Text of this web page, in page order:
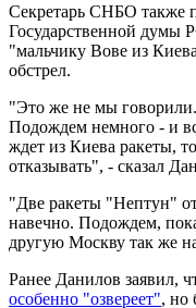
Секретарь СНБО также
Государственной думы
"мальчику Вове из
обстрел.
"Это же не мы
Подождем немного - и
ждет из Киева ракеты,
отказывать", - сказал
"Две ракеты "Нептун"
навечно. Подождем,
другую Москву так же
Ранее Данилов заявил,
особенно "озвереет", но